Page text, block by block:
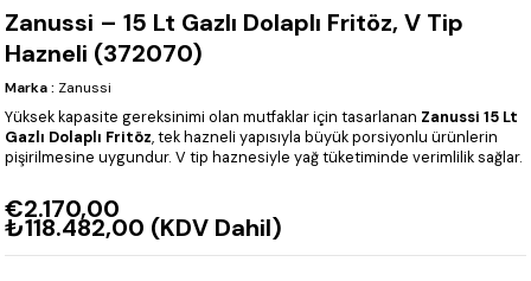
Zanussi – 15 Lt Gazlı Dolaplı Fritöz, V Tip
Hazneli (372070)
Marka : Zanussi
Yüksek kapasite gereksinimi olan mutfaklar için tasarlanan Zanussi 15 Lt
Gazlı Dolaplı Fritöz, tek hazneli yapısıyla büyük porsiyonlu ürünlerin
pişirilmesine uygundur. V tip haznesiyle yağ tüketiminde verimlilik sağlar.
€2.170,00
₺118.482,00 (KDV Dahil)